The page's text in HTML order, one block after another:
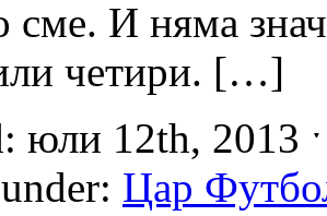
сме. И няма
четири. […]
юли 12th, 2013
Цар